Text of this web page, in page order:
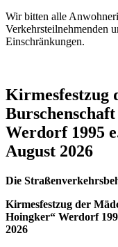
Wir bitten alle
Verkehrsteilnehmenden
Einschränkungen.
Kirmesfestzug
Werdorf 1995
August 2026
Die
Kirmesfestzug der
Hoingker“ Werdorf
2026